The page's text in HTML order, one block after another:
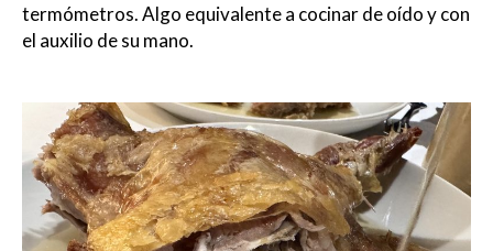
termómetros. Algo equivalente a cocinar de oído y con
el auxilio de su mano.